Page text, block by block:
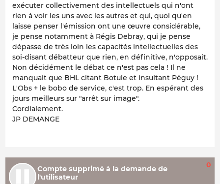
exécuter collectivement des intellectuels qui n'ont
rien à voir les uns avec les autres et qui, quoi qu'en
laisse penser l'émission ont une œuvre considérable,
je pense notamment à Régis Debray, qui je pense
dépasse de très loin les capacités intellectuelles des
soi-disant débatteur que rien, en définitive, n'opposait.
Non décidément le débat ce n'est pas cela ! Il ne
manquait que BHL citant Botule et insultant Péguy !
L'Obs + le bobo de service, c'est trop. En espérant des
jours meilleurs sur "arrêt sur image".
Cordialement.
JP DEMANGE
Compte supprimé à la demande de
l'utilisateur
0